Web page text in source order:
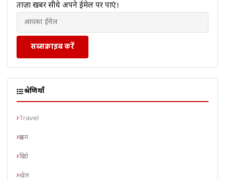
ताज़ा खबरें सीधे अपने ईमेल पर पाएं।
सब्सक्राइब करें
श्रेणियाँ
Travel
क्राइम
क्रिप्टो
खेल